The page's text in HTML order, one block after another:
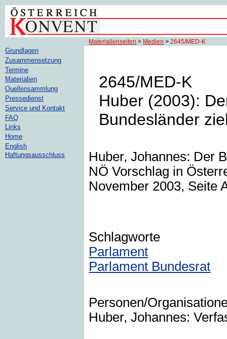
Materialienseiten > Medien >2645/MED-K
2645/MED-K
Huber (2003):
Bundesländer
Huber, Johannes: Der
NÖ Vorschlag in
November 2003, Seite
Schlagworte
Parlament
Parlament Bundesrat
Personen/
Huber, Johannes:
Grundlagen
Zusammensetzung
Termine
Materialien
Quellensammlung
Pressedienst
Service und Kontakt
FAQ
Links
Home
English
Haftungsausschluss